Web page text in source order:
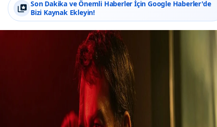
Son Dakika ve Önemli Haberler İçin Google Haberler'de
Bizi Kaynak Ekleyin!